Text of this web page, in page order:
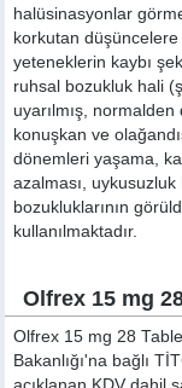
halüsinasyonlar
korkutan düşüncelere
yeteneklerin kaybı
ruhsal bozukluk hali
uyarılmış,
konuşkan ve
dönemleri yaşama,
azalması,
bozukluklarının
kullanılmaktadır.
Olfrex 15 mg
Olfrex 15 mg 28
Bakanlığı'na bağlı